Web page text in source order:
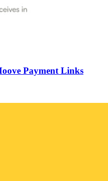
Payment Links